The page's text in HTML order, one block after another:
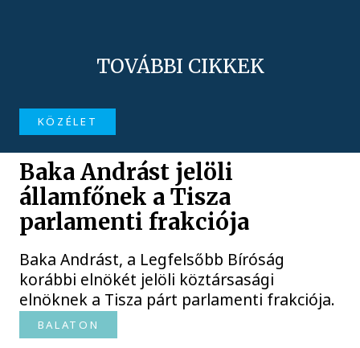
TOVÁBBI CIKKEK
KÖZÉLET
Baka Andrást jelöli
államfőnek a Tisza
parlamenti frakciója
Baka Andrást, a Legfelsőbb Bíróság
korábbi elnökét jelöli köztársasági
elnöknek a Tisza párt parlamenti frakciója.
BALATON